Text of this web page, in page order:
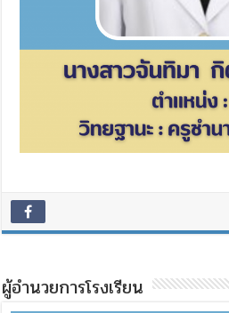
ผู้อำนวยการโรงเรียน